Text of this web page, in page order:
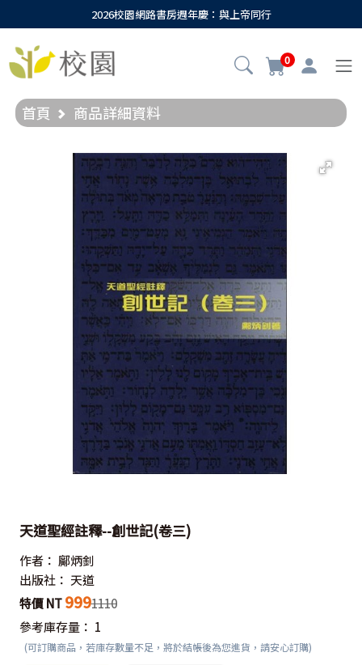
2026校園網路書房週年慶：與上帝同行
0
首頁 商品詳細資料
天道聖經註釋--創世記(卷三)
作者： 鄺炳釗
出版社： 天道
特價 NT 9991110
參考庫存量： 1
(可訂購商品，若庫存數量不足，將於結帳後為您進貨，請安心訂購)